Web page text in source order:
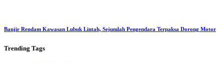
Banjir Rendam Kawasan Lubuk Lintah, Sejumlah Pengendara Terpaksa Dorong Motor
Trending Tags